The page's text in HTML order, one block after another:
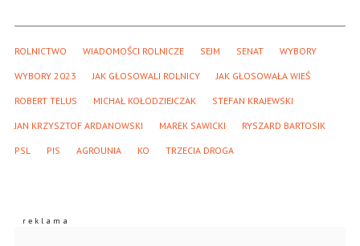
ROLNICTWO WIADOMOŚCI ROLNICZE SEJM SENAT WYBORY
WYBORY 2023 JAK GŁOSOWALI ROLNICY JAK GŁOSOWAŁA WIEŚ
ROBERT TELUS MICHAŁ KOŁODZIEJCZAK STEFAN KRAJEWSKI
JAN KRZYSZTOF ARDANOWSKI MAREK SAWICKI RYSZARD BARTOSIK
PSL PIS AGROUNIA KO TRZECIA DROGA